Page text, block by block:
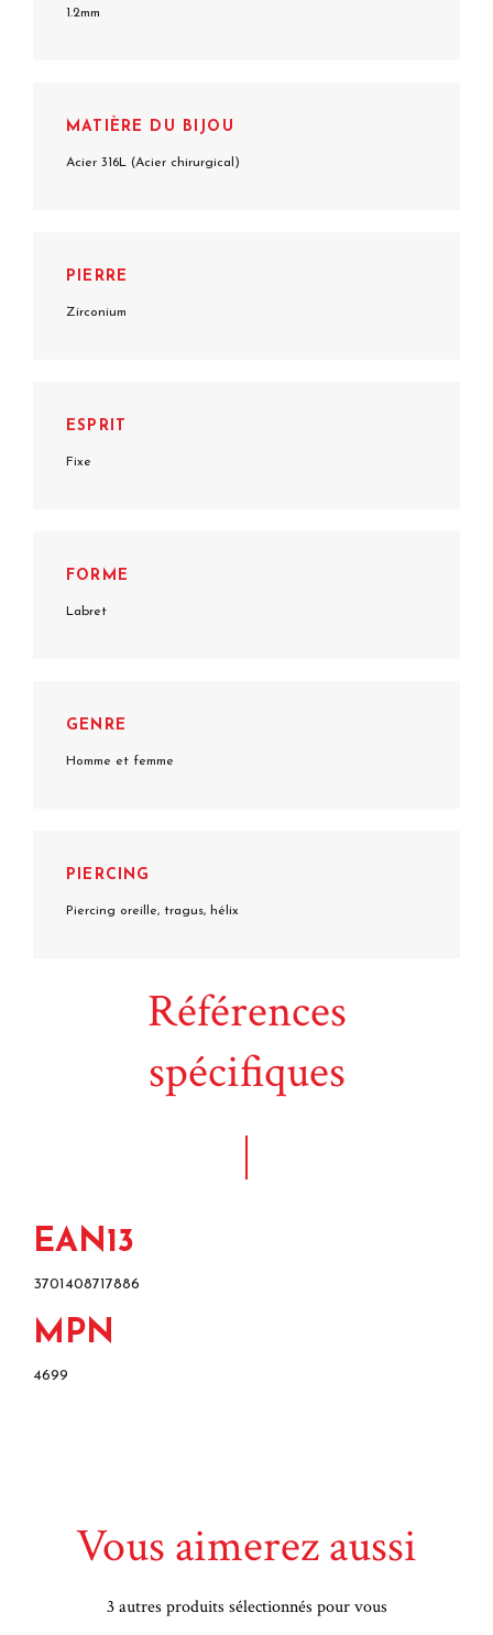
1.2mm
MATIÈRE DU BIJOU
Acier 316L (Acier chirurgical)
PIERRE
Zirconium
ESPRIT
Fixe
FORME
Labret
GENRE
Homme et femme
PIERCING
Piercing oreille, tragus, hélix
Références
spécifiques
EAN13
3701408717886
MPN
4699
Vous aimerez aussi
3 autres produits sélectionnés pour vous